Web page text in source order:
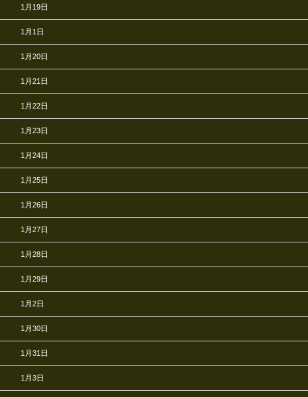
1月19日
1月1日
1月20日
1月21日
1月22日
1月23日
1月24日
1月25日
1月26日
1月27日
1月28日
1月29日
1月2日
1月30日
1月31日
1月3日